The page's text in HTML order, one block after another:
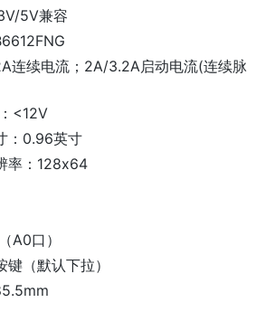
5V兼容
连续电流；2A/3.2A启动电流(连续脉
<12V
：0.96英寸
率：128x64
A0口）
（默认下拉）